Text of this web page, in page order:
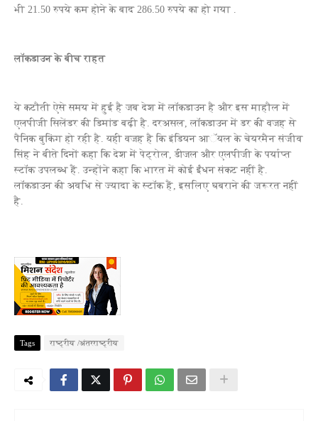
भी 21.50 रुपये कम होने के बाद 286.50 रुपये का हो गया .
लॉकडाउन के बीच राहत
ये कटौती ऐसे समय में हुई है जब देश में लॉकडाउन है और इस माहौल में
एलपीजी सिलेंडर की डिमांड बढ़ी है. दरअसल, लॉकडाउन में डर की वजह से
पैनिक बुकिंग हो रही है. यही वजह है कि इंडियन आॅयल के चेयरमैन संजीव
सिंह ने बीते दिनों कहा कि देश में पेट्रोल, डीजल और एलपीजी के पर्याप्त
स्टॉक उपलब्ध हैं. उन्होंने कहा कि भारत में कोई ईंधन संकट नहीं है.
लॉकडाउन की अवधि से ज्यादा के स्टॉक हैं, इसलिए घबराने की जरूरत नहीं
है.
Tags राष्ट्रीय /अंतरराष्ट्रीय